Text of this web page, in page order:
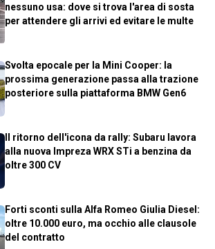
nessuno usa: dove si trova l'area di sosta
per attendere gli arrivi ed evitare le multe
Svolta epocale per la Mini Cooper: la
prossima generazione passa alla trazione
posteriore sulla piattaforma BMW Gen6
Il ritorno dell'icona da rally: Subaru lavora
alla nuova Impreza WRX STi a benzina da
oltre 300 CV
Forti sconti sulla Alfa Romeo Giulia Diesel:
oltre 10.000 euro, ma occhio alle clausole
del contratto